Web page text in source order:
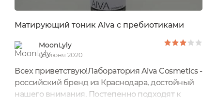
Матирующий тоник Aiva с пребиотиками
MoonLyly
05 июня 2020
Всех приветствую!Лаборатория Aiva Cosmetics -
российский бренд из Краснодара, достойный
нашего внимания. Постепенно подходят к